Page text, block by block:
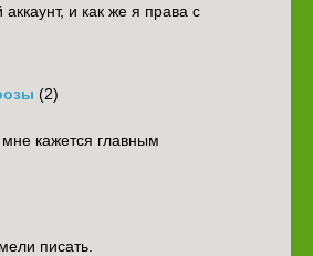
и как же я права с
(2)
кажется главным
писать.